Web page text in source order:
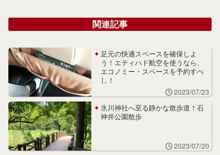
関連記事
足元の快適スペースを確保しよ
う！エティハド航空を使うなら、
エコノミー・スペースを予約すべ
し！
2023/07/23
氷川神社へ至る静かな散歩道！石
神井公園散歩
2023/07/20